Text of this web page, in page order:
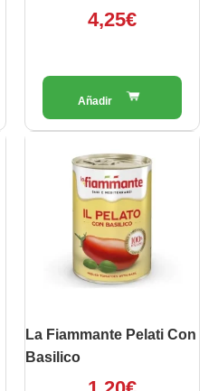
4,25€
La Fiammante Pelati Con
Basilico